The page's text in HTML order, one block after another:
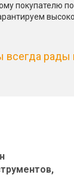
покупателю
всегда рады